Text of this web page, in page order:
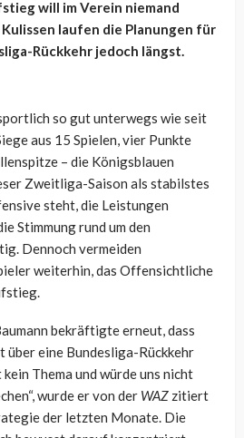
will im Verein niemand
laufen die Planungen für
Rückkehr jedoch längst.
so gut unterwegs wie seit
aus 15 Spielen, vier Punkte
– die Königsblauen
Zweitliga-Saison als stabilstes
steht, die Leistungen
Stimmung rund um den
Dennoch vermeiden
weiterhin, das Offensichtliche
bekräftigte erneut, dass
über eine Bundesliga-Rückkehr
kein Thema und würde uns nicht
wurde er von der WAZ zitiert
der letzten Monate. Die